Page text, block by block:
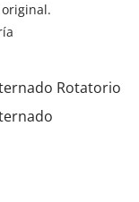
Rotatorio